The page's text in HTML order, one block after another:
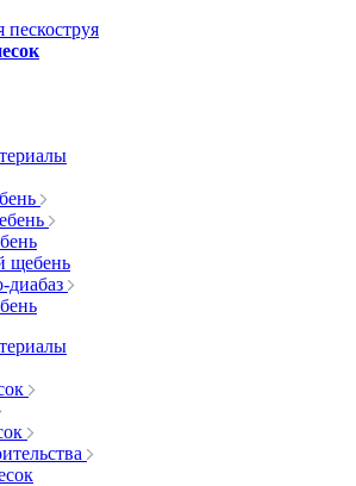
щебень
диабаз